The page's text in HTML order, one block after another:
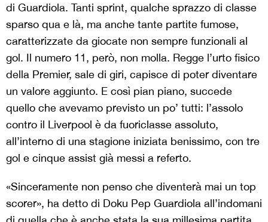
di Guardiola. Tanti sprint, qualche sprazzo di classe
sparso qua e là, ma anche tante partite fumose,
caratterizzate da giocate non sempre funzionali al
gol. Il numero 11, però, non molla. Regge l’urto fisico
della Premier, sale di giri, capisce di poter diventare
un valore aggiunto. E così pian piano, succede
quello che avevamo previsto un po’ tutti: l’assolo
contro il Liverpool è da fuoriclasse assoluto,
all’interno di una stagione iniziata benissimo, con tre
gol e cinque assist già messi a referto.
«Sinceramente non penso che diventerà mai un top
scorer», ha detto di Doku Pep Guardiola all’indomani